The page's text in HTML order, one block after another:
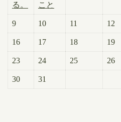
る。
こと
9 10 11 12
16 17 18 19
23 24 25 26
30 31